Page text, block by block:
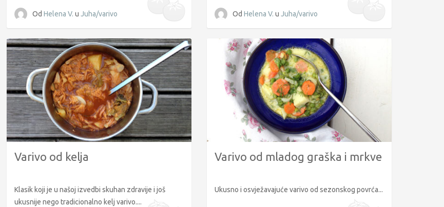
Od Helena V. u Juha/varivo Od Helena V. u Juha/varivo
Varivo od kelja
Klasik koji je u našoj izvedbi skuhan zdravije i još
ukusnije nego tradicionalno kelj varivo....
Varivo od mladog graška i mrkve
Ukusno i osvježavajuće varivo od sezonskog povrća...